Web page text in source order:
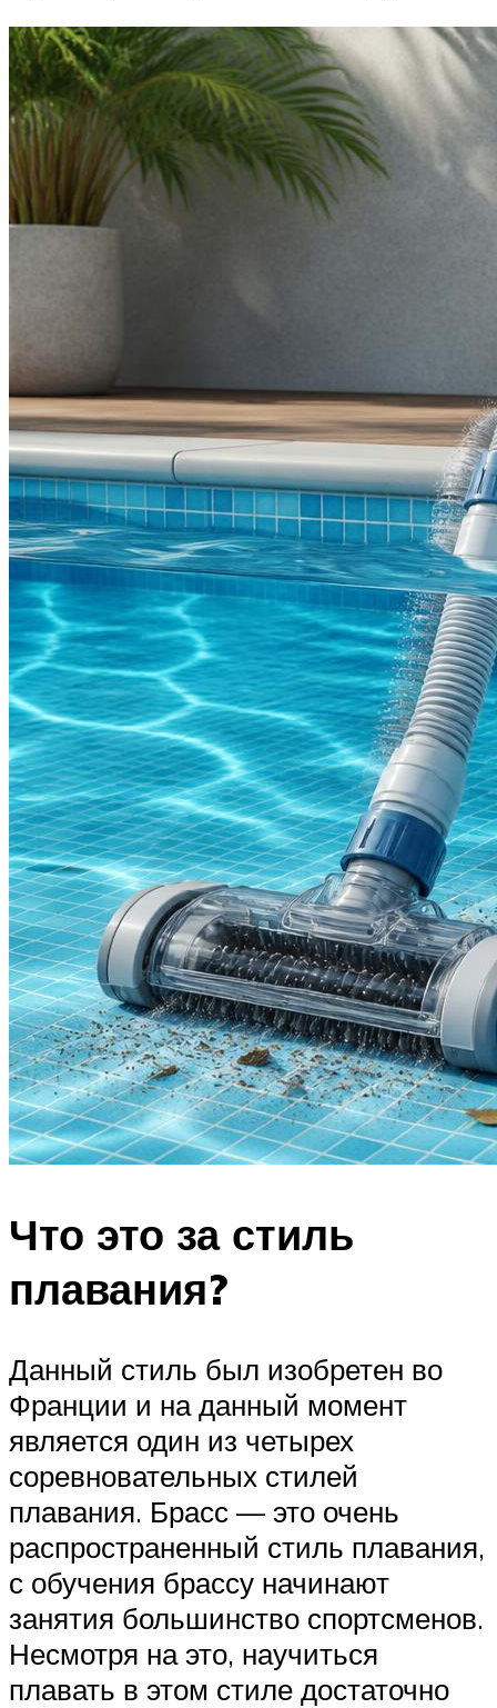
Что это за стиль
плавания?
Данный стиль был изобретен во
Франции и на данный момент
является один из четырех
соревновательных стилей
плавания. Брасс — это очень
распространенный стиль плавания,
с обучения брассу начинают
занятия большинство спортсменов.
Несмотря на это, научиться
плавать в этом стиле достаточно